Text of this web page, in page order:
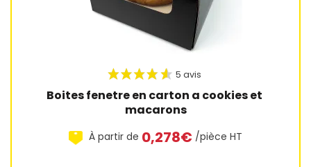
Boites fenetre en carton a cookies et
macarons
À partir de 0,278€ /pièce HT